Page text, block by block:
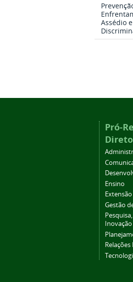
Assédio
Pró-
Ensino
Extensão
Gestão
Inovação